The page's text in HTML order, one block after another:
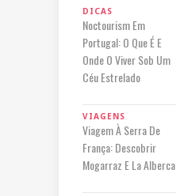
DICAS
Noctourism Em
Portugal: O Que É E
Onde O Viver Sob Um
Céu Estrelado
VIAGENS
Viagem À Serra De
França: Descobrir
Mogarraz E La Alberca